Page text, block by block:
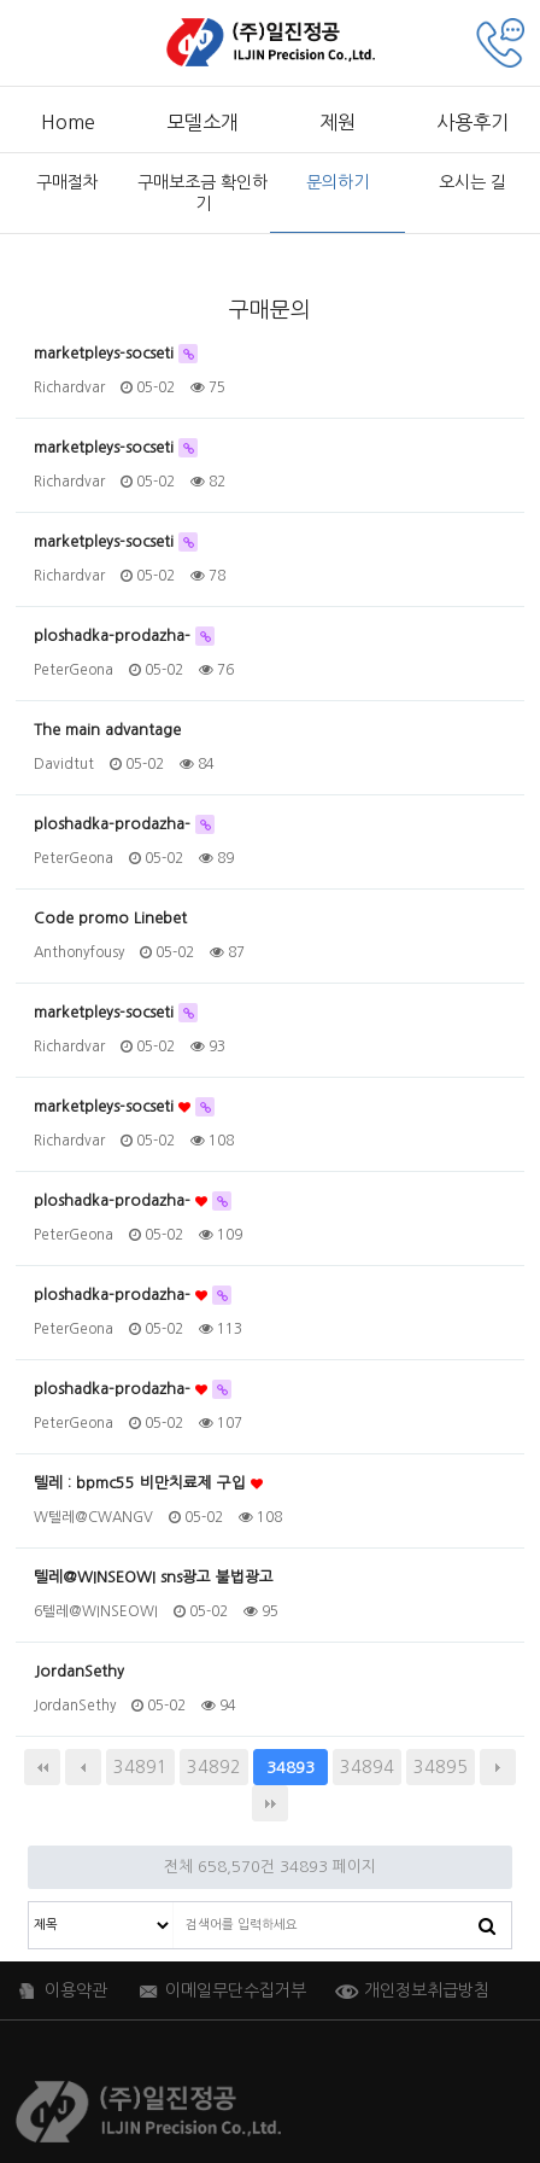
Home 모델소개 제원 사용후기
구매절차
구매보조금 확인하
기
문의하기 오시는 길
구매문의
marketpleys-socseti
Richardvar 05-02 75
marketpleys-socseti
Richardvar 05-02 82
marketpleys-socseti
Richardvar 05-02 78
ploshadka-prodazha-
PeterGeona 05-02 76
The main advantage
Davidtut 05-02 84
ploshadka-prodazha-
PeterGeona 05-02 89
Code promo Linebet
Anthonyfousy 05-02 87
marketpleys-socseti
Richardvar 05-02 93
marketpleys-socseti
Richardvar 05-02 108
ploshadka-prodazha-
PeterGeona 05-02 109
ploshadka-prodazha-
PeterGeona 05-02 113
ploshadka-prodazha-
PeterGeona 05-02 107
텔레 : bpmc55 비만치료제 구입
W텔레@CWANGV 05-02 108
텔레@WINSEOWI sns광고 불법광고
6텔레@WINSEOWI 05-02 95
JordanSethy
JordanSethy 05-02 94
34891 34892 34893 34894 34895
전체 658,570건 34893 페이지
이용약관 이메일무단수집거부 개인정보취급방침